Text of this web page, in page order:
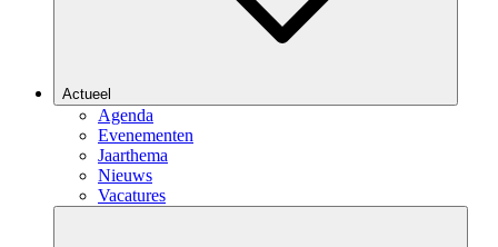
Actueel
Agenda
Evenementen
Jaarthema
Nieuws
Vacatures